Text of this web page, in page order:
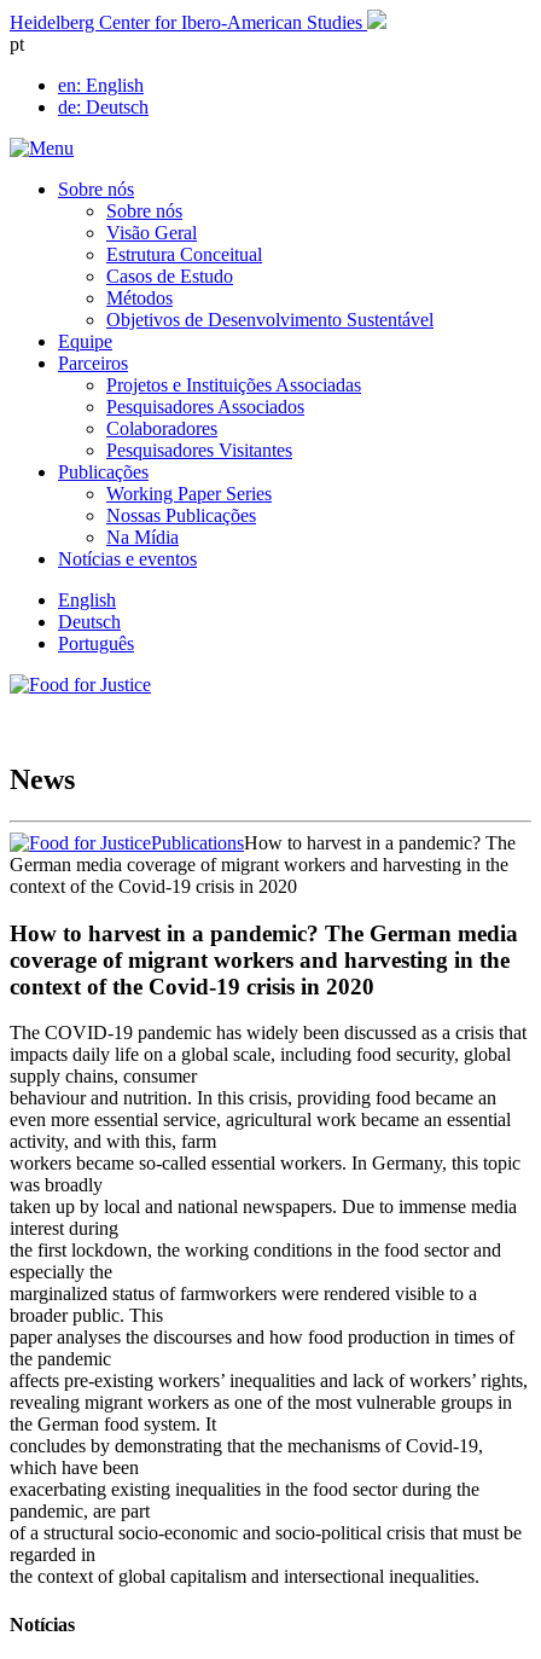
Skip
to
Heidelberg Center for Ibero-American Studies
pt
en: English
de: Deutsch
Sobre nós
Sobre nós
Visão Geral
Estrutura Conceitual
Casos de Estudo
Métodos
Objetivos de Desenvolvimento Sustentável
Equipe
Parceiros
Projetos e Instituições Associadas
Pesquisadores Associados
Colaboradores
Pesquisadores Visitantes
Publicações
Working Paper Series
Nossas Publicações
Na Mídia
Notícias e eventos
English
Deutsch
Português
News
PublicationsHow to harvest in a pandemic? The
German media coverage of migrant workers and harvesting in the
context of the Covid-19 crisis in 2020
How to harvest in a pandemic? The German media
coverage of migrant workers and harvesting in the
context of the Covid-19 crisis in 2020
The COVID-19 pandemic has widely been discussed as a crisis that
impacts daily life on a global scale, including food security, global
supply chains, consumer
behaviour and nutrition. In this crisis, providing food became an
even more essential service, agricultural work became an essential
activity, and with this, farm
workers became so-called essential workers. In Germany, this topic
was broadly
taken up by local and national newspapers. Due to immense media
interest during
the first lockdown, the working conditions in the food sector and
especially the
marginalized status of farmworkers were rendered visible to a
broader public. This
paper analyses the discourses and how food production in times of
the pandemic
affects pre-existing workers’ inequalities and lack of workers’ rights,
revealing migrant workers as one of the most vulnerable groups in
the German food system. It
concludes by demonstrating that the mechanisms of Covid-19,
which have been
exacerbating existing inequalities in the food sector during the
pandemic, are part
of a structural socio-economic and socio-political crisis that must be
regarded in
the context of global capitalism and intersectional inequalities.
Notícias